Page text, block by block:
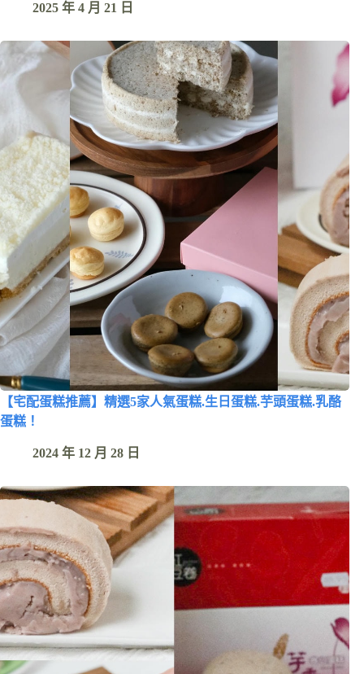
2025 年 4 月 21 日
【宅配蛋糕推薦】精選5家人氣蛋糕.生日蛋糕.芋頭蛋糕.乳酪
蛋糕！
2024 年 12 月 28 日